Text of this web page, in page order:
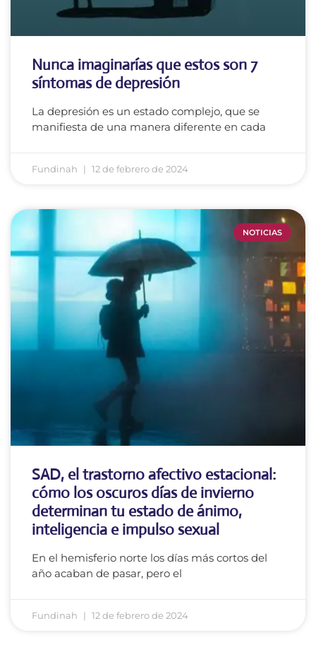
Nunca imaginarías que estos son 7
síntomas de depresión
La depresión es un estado complejo, que se
manifiesta de una manera diferente en cada
Fundinah 12 de febrero de 2024
NOTICIAS
SAD, el trastorno afectivo estacional:
cómo los oscuros días de invierno
determinan tu estado de ánimo,
inteligencia e impulso sexual
En el hemisferio norte los días más cortos del
año acaban de pasar, pero el
Fundinah 12 de febrero de 2024